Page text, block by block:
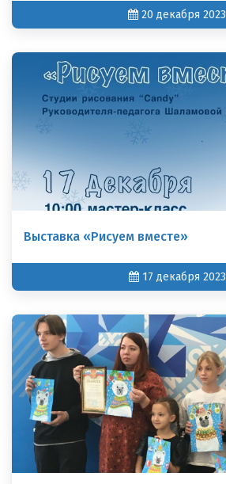
20 декабря 2023
Выставка «Рисуем вместе»
17 декабря 2023